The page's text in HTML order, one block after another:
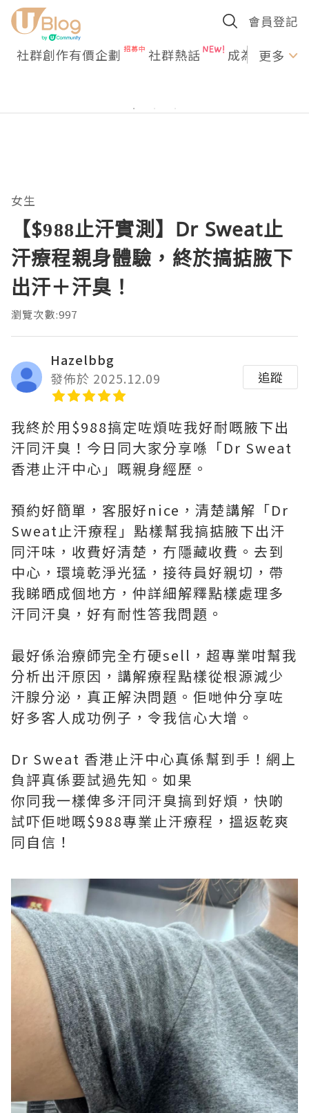
會員登記
社群創作有價企劃 社群熱話 成為U更多
女生
【$988止汗實測】Dr Sweat止
汗療程親身體驗，終於搞掂腋下
出汗＋汗臭！
瀏覽次數:997
Hazelbbg
發佈於 2025.12.09
追蹤
我終於用$988搞定咗煩咗我好耐嘅腋下出
汗同汗臭！今日同大家分享喺「Dr Sweat
香港止汗中心」嘅親身經歷。
預約好簡單，客服好nice，清楚講解「Dr
Sweat止汗療程」點樣幫我搞掂腋下出汗
同汗味，收費好清楚，冇隱藏收費。去到
中心，環境乾淨光猛，接待員好親切，帶
我睇晒成個地方，仲詳細解釋點樣處理多
汗同汗臭，好有耐性答我問題。
最好係治療師完全冇硬sell，超專業咁幫我
分析出汗原因，講解療程點樣從根源減少
汗腺分泌，真正解決問題。佢哋仲分享咗
好多客人成功例子，令我信心大增。
Dr Sweat 香港止汗中心真係幫到手！網上
負評真係要試過先知。如果
你同我一樣俾多汗同汗臭搞到好煩，快啲
試吓佢哋嘅$988專業止汗療程，搵返乾爽
同自信！